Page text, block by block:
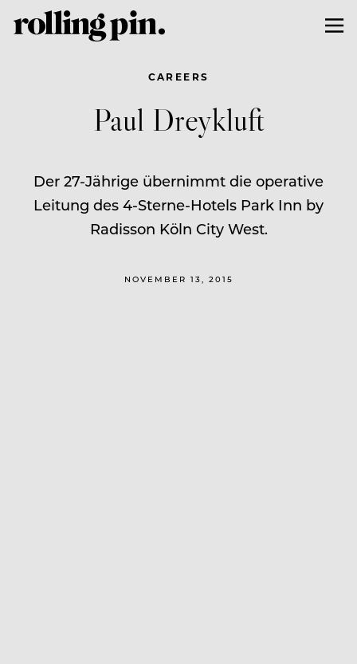
CAREERS
Paul Dreykluft
Der 27-Jährige übernimmt die operative
Leitung des 4-Sterne-Hotels Park Inn by
Radisson Köln City West.
NOVEMBER 13, 2015